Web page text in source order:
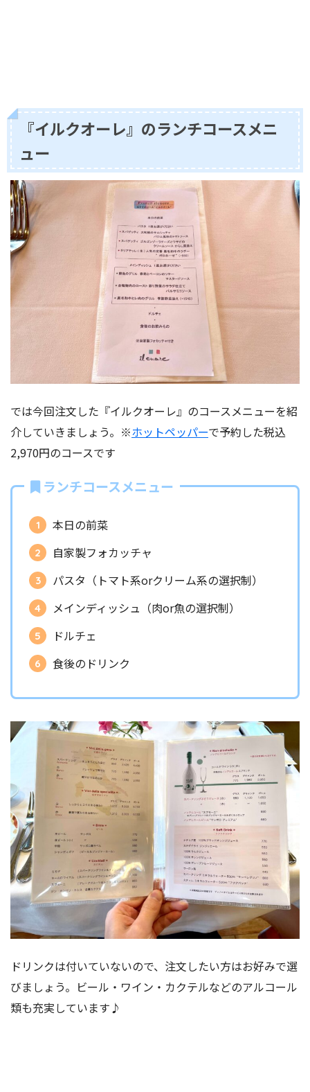
『イルクオーレ』のランチコースメニ
ュー
では今回注文した『イルクオーレ』のコースメニューを紹
介していきましょう。※ホットペッパーで予約した税込
2,970円のコースです
ランチコースメニュー
本日の前菜
自家製フォカッチャ
パスタ（トマト系orクリーム系の選択制）
メインディッシュ（肉or魚の選択制）
ドルチェ
食後のドリンク
ドリンクは付いていないので、注文したい方はお好みで選
びましょう。ビール・ワイン・カクテルなどのアルコール
類も充実しています♪